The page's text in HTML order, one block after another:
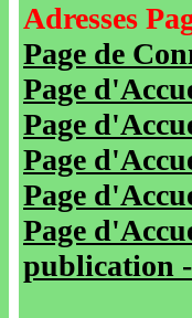
Adresses
Page de
Page
Page
Page
Page
Page
publication